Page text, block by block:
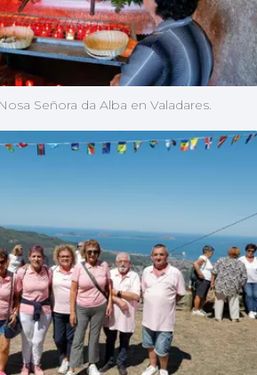
Señora da Alba en Valadares.